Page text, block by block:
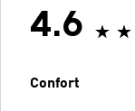
4.6
Confort